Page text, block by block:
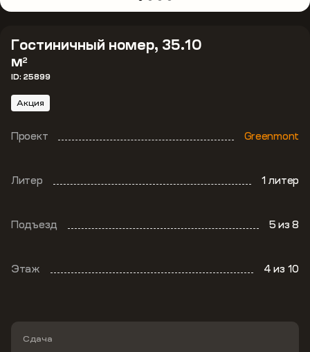
Гостиничный номер, 35.10
м2
ID: 25899
Акция
Проект Greenmont
Литер 1 литер
Подъезд 5из 8
Этаж 4из 10
Сдача